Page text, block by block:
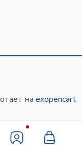
на exopencart